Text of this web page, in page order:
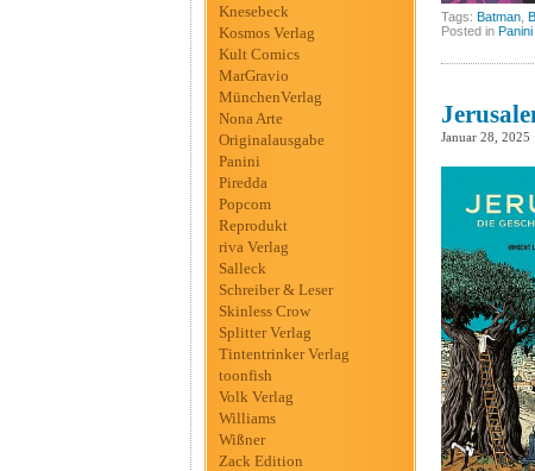
Knesebeck
Kosmos Verlag
Kult Comics
MarGravio
MünchenVerlag
Nona Arte
Originalausgabe
Panini
Piredda
Popcom
Reprodukt
riva Verlag
Salleck
Schreiber & Leser
Skinless Crow
Splitter Verlag
Tintentrinker Verlag
toonfish
Volk Verlag
Williams
Wißner
Zack Edition
Tags: Batman,
Posted in Panini
Januar 28, 2025